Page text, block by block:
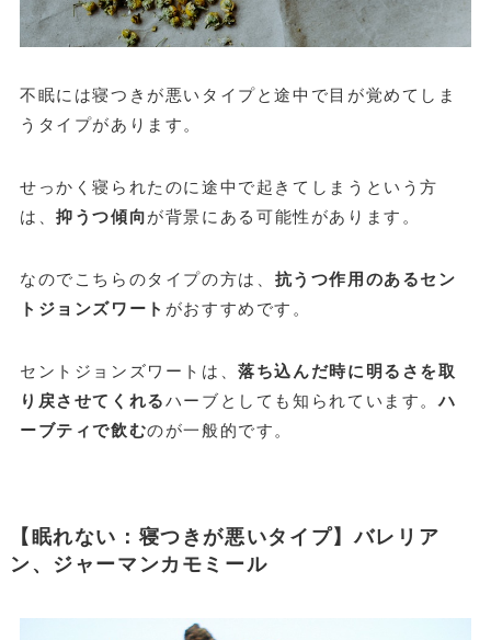
不眠には寝つきが悪いタイプと途中で目が覚めてしま
うタイプがあります。
せっかく寝られたのに途中で起きてしまうという方
は、抑うつ傾向が背景にある可能性があります。
なのでこちらのタイプの方は、 抗うつ作用のあるセン
トジョンズワート がおすすめです。
セントジョンズワートは、落ち込んだ時に明るさを取
り戻させてくれるハーブとしても知られています。ハ
ーブティで飲むのが一般的です。
【眠れない：寝つきが悪いタイプ】バレリア
ン、ジャーマンカモミール